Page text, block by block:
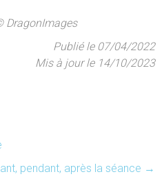
DragonImages
Publié le 07/04/2022
Mis à jour le 14/10/2023
pendant, après la séance →